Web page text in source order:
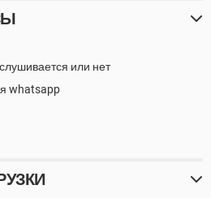
или нет
whatsapp